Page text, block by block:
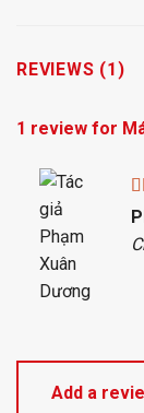
REVIEWS (1)
1 review for
Add a